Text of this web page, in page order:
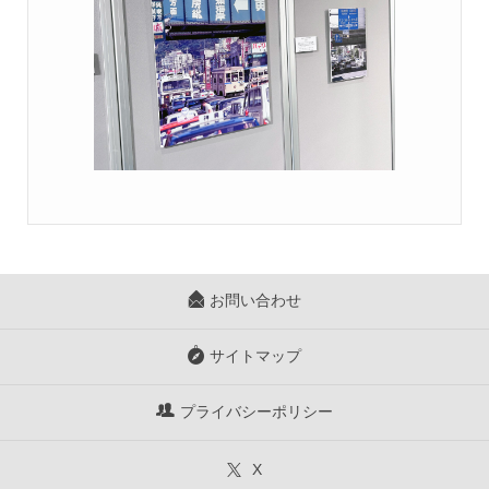
お問い合わせ
サイトマップ
プライバシーポリシー
X